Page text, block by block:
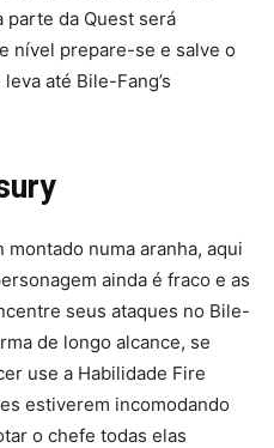
parte da Quest será
ní­vel prepare-se e salve o
até Bile-Fang’s
numa aranha, aqui
ainda é fraco e as
seus ataques no Bile-
de longo alcance, se
use a Habilidade Fire
estiverem incomodando
o chefe todas elas